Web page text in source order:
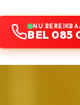
NU
BEL 085